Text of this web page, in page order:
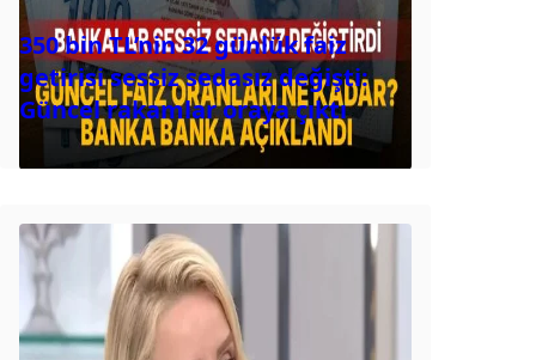
350 bin TL’nin 32 günlük faiz
getirisi sessiz sedasız değişti:
Güncel rakamlar oraya çıktı